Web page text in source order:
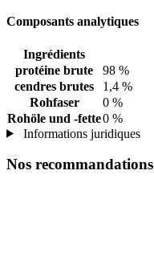
Composants analytiques
Ingrédients
protéine brute
98 %
cendres brutes
1,4 %
Rohfaser
0 %
Rohöle und -fette0 %
Informations juridiques
Nos recommandations